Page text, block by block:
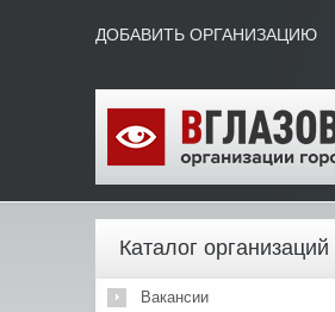
ДОБАВИТЬ ОРГАНИЗАЦИЮ
Каталог организаций
Вакансии